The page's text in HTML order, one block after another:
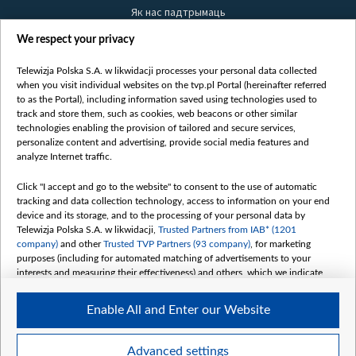
Як нас падтрымаць
Правілы выкарыстання матэрыялаў
Бяспека
Youtube
Белсат news
Белсат Shorts
Жэстачайшы мульт
Belsat English
Biełsat PL
Белсат Now
Белсат History
Белсат Music
Белсат Doc
My consents
We respect your privacy
Telewizja Polska S.A. w likwidacji processes your personal data collected
when you visit individual websites on the tvp.pl Portal (hereinafter referred
to as the Portal), including information saved using technologies used to
track and store them, such as cookies, web beacons or other similar
technologies enabling the provision of tailored and secure services,
personalize content and advertising, provide social media features and
analyze Internet traffic.
Click "I accept and go to the website" to consent to the use of automatic
tracking and data collection technology, access to information on your end
device and its storage, and to the processing of your personal data by
Telewizja Polska S.A. w likwidacji, Trusted Partners from IAB* (1201
company) and otherTrusted TVP Partners (93 company) , for marketing
purposes (including for automated matching of advertisements to your
interests and measuring their effectiveness) and others, which we indicate
The purposes of processing your data by TVP S.A. w likwidacji are as
follows:
Advanced settings
Enable All and Enter our Website